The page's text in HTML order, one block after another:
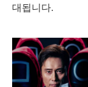
대됩니다.